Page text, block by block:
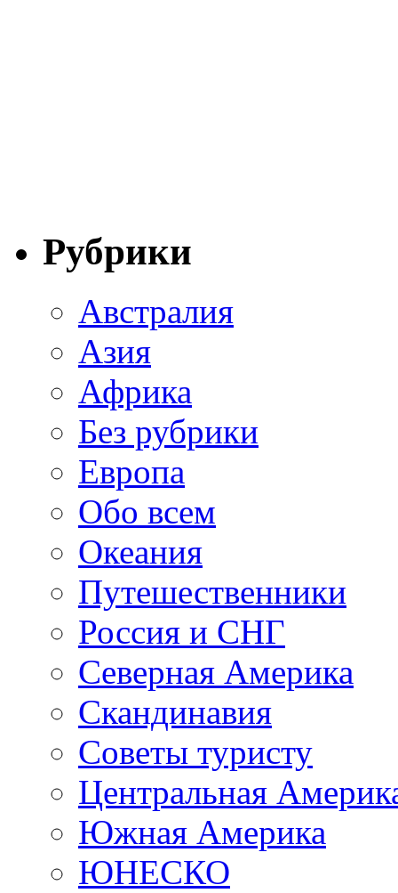
Рубрики
Австралия
Азия
Африка
Без рубрики
Европа
Обо всем
Океания
Путешественники
Россия и СНГ
Северная Америка
Скандинавия
Советы туристу
Центральная
Южная Америка
ЮНЕСКО